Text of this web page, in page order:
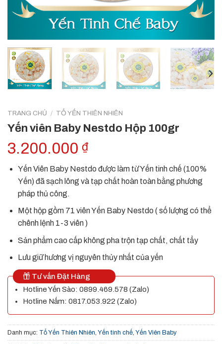
TRANG CHỦ / TỔ YẾN THIÊN NHIÊN
Yến viên Baby Nestdo Hộp 100gr
3.200.000 ₫
Yến Viên Baby Nestdo được làm từ Yến tinh chế (100%
Yến) đã sạch lông và tạp chất hoàn toàn bằng phương
pháp thủ công.
Một hộp gồm 71 viên Yến Baby Nestdo ( số lượng có thể
chênh lệnh 1-3 viên )
Sản phẩm cao cấp không pha trộn tạp chất, chất tẩy
Lưu giữ hương vị nguyên thủy nhất của yến
Tư vấn Đặt Hàng
Hotline Yến Sào: 0899.469.578 (Zalo)
Hotline Nấm: 0817.053.922 (Zalo)
Danh mục: Tổ Yến Thiên Nhiên, Yến tinh chế, Yến Viên Baby